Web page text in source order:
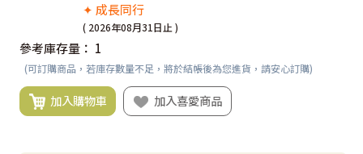
✦ 成長同行
( 2026年08月31日止 )
參考庫存量： 1
(可訂購商品，若庫存數量不足，將於結帳後為您進貨，請安心訂購)
加入購物車 加入喜愛商品